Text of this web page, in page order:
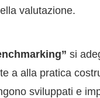
valutazione.
si
a alla pratica
sviluppati e